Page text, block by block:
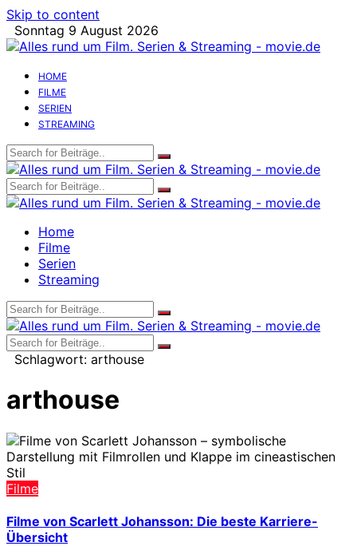
Skip to content
Sonntag 9 August 2026
HOME
FILME
SERIEN
STREAMING
Home
Filme
Serien
Streaming
Schlagwort: arthouse
arthouse
Filme
Filme von Scarlett Johansson: Die beste Karriere-
Übersicht